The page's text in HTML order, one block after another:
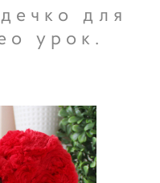
для
урок.